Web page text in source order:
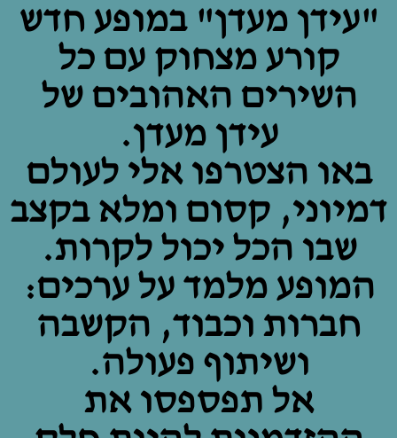
"עידן מעדן" במופע חדש
קורע מצחוק עם כל
השירים האהובים של
עידן מעדן.
באו הצטרפו אלי לעולם
דמיוני, קסום ומלא בקצב
שבו הכל יכול לקרות.
המופע מלמד על ערכים:
חברות וכבוד, הקשבה
ושיתוף פעולה.
אל תפספסו את